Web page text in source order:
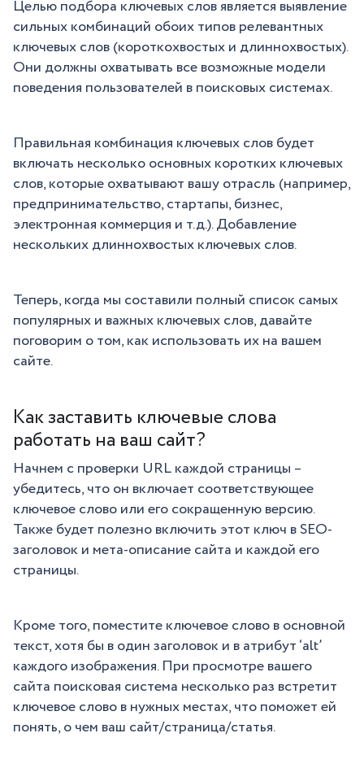
Целью подбора ключевых слов является выявление
сильных комбинаций обоих типов релевантных
ключевых слов (короткохвостых и длиннохвостых).
Они должны охватывать все возможные модели
поведения пользователей в поисковых системах.
Правильная комбинация ключевых слов будет
включать несколько основных коротких ключевых
слов, которые охватывают вашу отрасль (например,
предпринимательство, стартапы, бизнес,
электронная коммерция и т.д.). Добавление
нескольких длиннохвостых ключевых слов.
Теперь, когда мы составили полный список самых
популярных и важных ключевых слов, давайте
поговорим о том, как использовать их на вашем
сайте.
Как заставить ключевые слова
работать на ваш сайт?
Начнем с проверки URL каждой страницы –
убедитесь, что он включает соответствующее
ключевое слово или его сокращенную версию.
Также будет полезно включить этот ключ в SEO-
заголовок и мета-описание сайта и каждой его
страницы.
Кроме того, поместите ключевое слово в основной
текст, хотя бы в один заголовок и в атрибут ‘alt’
каждого изображения. При просмотре вашего
сайта поисковая система несколько раз встретит
ключевое слово в нужных местах, что поможет ей
понять, о чем ваш сайт/страница/статья.